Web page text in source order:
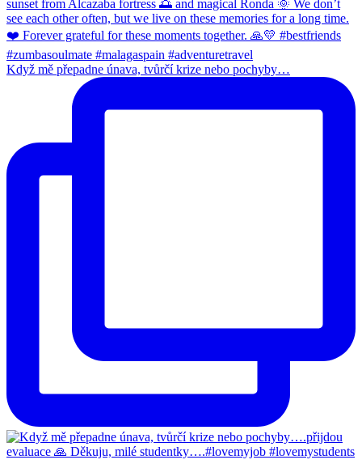
Když mě přepadne únava, tvůrčí krize nebo pochyby…